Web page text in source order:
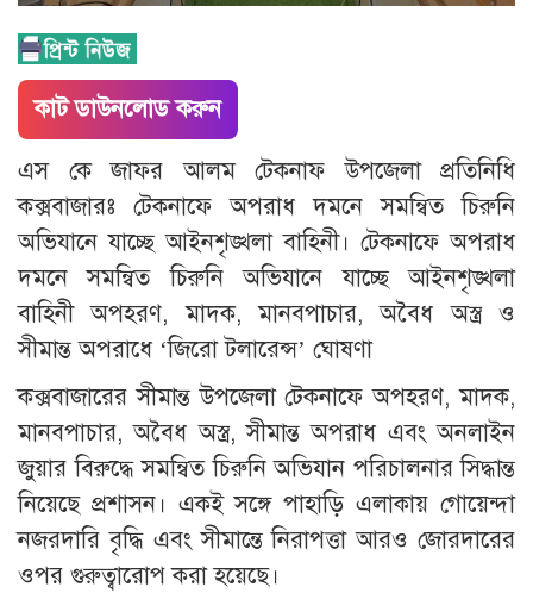
কাট ডাউনলোড করুন
এস কে জাফর আলম টেকনাফ উপজেলা প্রতিনিধি
কক্সবাজারঃ টেকনাফে অপরাধ দমনে সমন্বিত চিরুনি
অভিযানে যাচ্ছে আইনশৃঙ্খলা বাহিনী। টেকনাফে অপরাধ
দমনে সমন্বিত চিরুনি অভিযানে যাচ্ছে আইনশৃঙ্খলা
বাহিনী অপহরণ, মাদক, মানবপাচার, অবৈধ অস্ত্র ও
সীমান্ত অপরাধে ‘জিরো টলারেন্স’ ঘোষণা
কক্সবাজারের সীমান্ত উপজেলা টেকনাফে অপহরণ, মাদক,
মানবপাচার, অবৈধ অস্ত্র, সীমান্ত অপরাধ এবং অনলাইন
জুয়ার বিরুদ্ধে সমন্বিত চিরুনি অভিযান পরিচালনার সিদ্ধান্ত
নিয়েছে প্রশাসন। একই সঙ্গে পাহাড়ি এলাকায় গোয়েন্দা
নজরদারি বৃদ্ধি এবং সীমান্তে নিরাপত্তা আরও জোরদারের
ওপর গুরুত্বারোপ করা হয়েছে।